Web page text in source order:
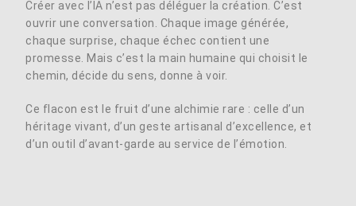
Créer avec l’IA n’est pas déléguer la création. C’est
ouvrir une conversation. Chaque image générée,
chaque surprise, chaque échec contient une
promesse. Mais c’est la main humaine qui choisit le
chemin, décide du sens, donne à voir.
Ce flacon est le fruit d’une alchimie rare : celle d’un
héritage vivant, d’un geste artisanal d’excellence, et
d’un outil d’avant-garde au service de l’émotion.